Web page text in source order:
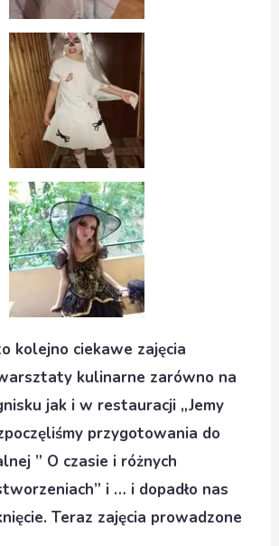
kolejno ciekawe zajęcia
kulinarne zarówno na
jak i w restauracji „Jemy
przygotowania do
” O czasie i różnych
i … i dopadło nas
Teraz zajęcia prowadzone